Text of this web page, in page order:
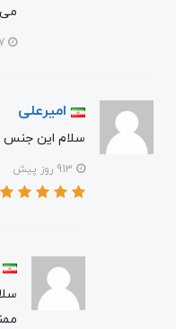
امیرعلی
سلام این جنس